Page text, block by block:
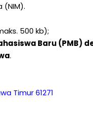
(NIM).
500 kb);
Baru (PMB)
.
Timur 61271